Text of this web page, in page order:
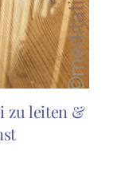
zu leiten &